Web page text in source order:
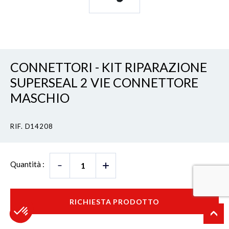
CONNETTORI - KIT RIPARAZIONE
SUPERSEAL 2 VIE CONNETTORE
MASCHIO
RIF. D14208
Quantità :
RICHIESTA PRODOTTO